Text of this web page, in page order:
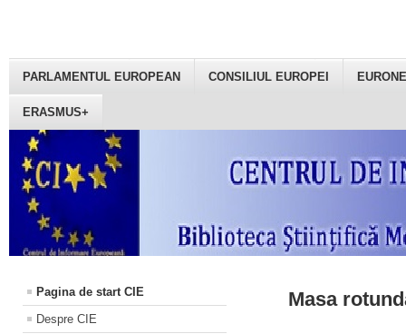
PARLAMENTUL EUROPEAN CONSILIUL EUROPEI
ERASMUS+
Pagina de start CIE
Despre CIE
Masa